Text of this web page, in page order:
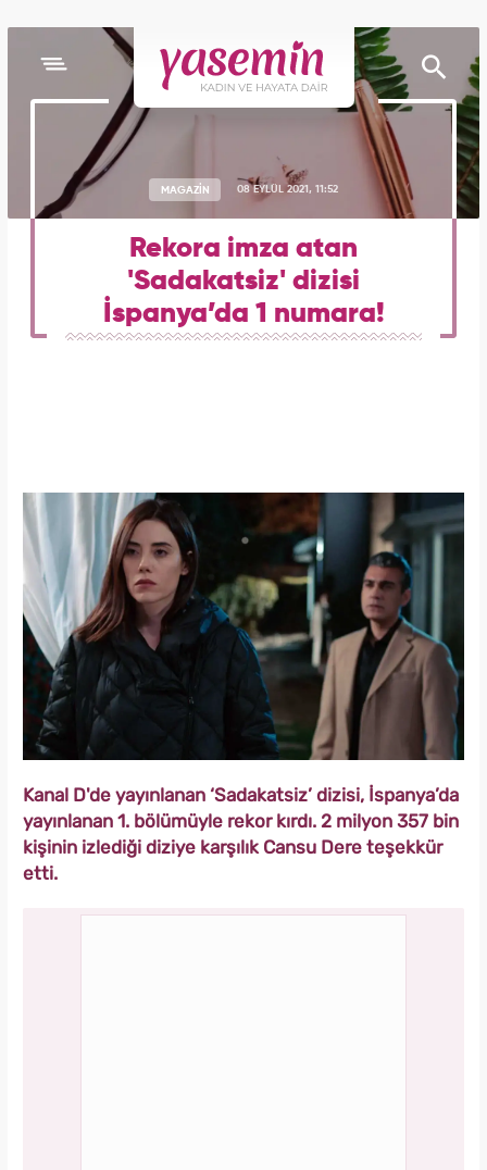
MAGAZİN 08 EYLÜL 2021, 11:52
Rekora imza atan
'Sadakatsiz' dizisi
İspanya’da 1 numara!
Kanal D'de yayınlanan ‘Sadakatsiz’ dizisi, İspanya’da
yayınlanan 1. bölümüyle rekor kırdı. 2 milyon 357 bin
kişinin izlediği diziye karşılık Cansu Dere teşekkür
etti.